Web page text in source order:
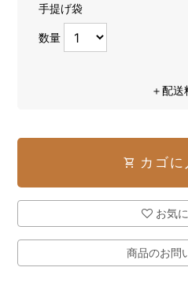
手提げ袋
数量
＋配
shopping_cart カゴに
お気
商品のお問